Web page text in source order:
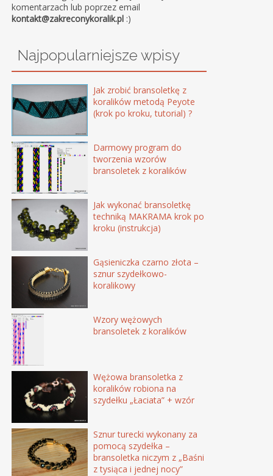
komentarzach lub poprzez email
kontakt@zakreconykoralik.pl :)
Najpopularniejsze wpisy
Jak zrobić bransoletkę z
koralików metodą Peyote
(krok po kroku, tutorial) ?
Darmowy program do
tworzenia wzorów
bransoletek z koralików
Jak wykonać bransoletkę
techniką MAKRAMA krok po
kroku (instrukcja)
Gąsieniczka czarno złota –
sznur szydełkowo-
koralikowy
Wzory wężowych
bransoletek z koralików
Wężowa bransoletka z
koralików robiona na
szydełku „Łaciata” + wzór
Sznur turecki wykonany za
pomocą szydełka –
bransoletka niczym z „Baśni
z tysiąca i jednej nocy”